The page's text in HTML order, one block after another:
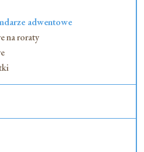
adwentowe
na roraty